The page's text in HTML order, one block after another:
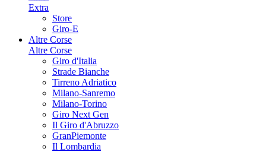
Extra
Store
Giro-E
Altre Corse
Altre Corse
Giro d'Italia
Strade Bianche
Tirreno Adriatico
Milano-Sanremo
Milano-Torino
Giro Next Gen
Il Giro d'Abruzzo
GranPiemonte
Il Lombardia